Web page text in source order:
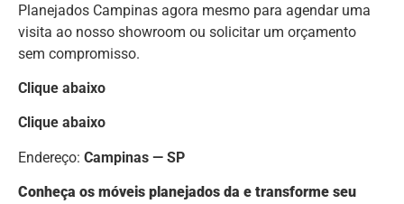
Planejados Campinas agora mesmo para agendar uma
visita ao nosso showroom ou solicitar um orçamento
sem compromisso.
Clique abaixo
Clique abaixo
Endereço: Campinas — SP
Conheça os móveis planejados da e transforme seu